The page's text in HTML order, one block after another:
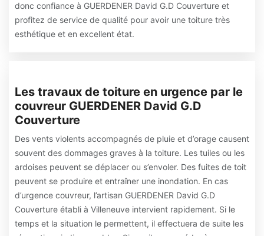
donc confiance à GUERDENER David G.D Couverture et
profitez de service de qualité pour avoir une toiture très
esthétique et en excellent état.
Les travaux de toiture en urgence par le
couvreur GUERDENER David G.D
Couverture
Des vents violents accompagnés de pluie et d’orage causent
souvent des dommages graves à la toiture. Les tuiles ou les
ardoises peuvent se déplacer ou s’envoler. Des fuites de toit
peuvent se produire et entraîner une inondation. En cas
d’urgence couvreur, l’artisan GUERDENER David G.D
Couverture établi à Villeneuve intervient rapidement. Si le
temps et la situation le permettent, il effectuera de suite les